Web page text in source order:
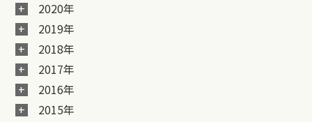
2020年
2019年
2018年
2017年
2016年
2015年